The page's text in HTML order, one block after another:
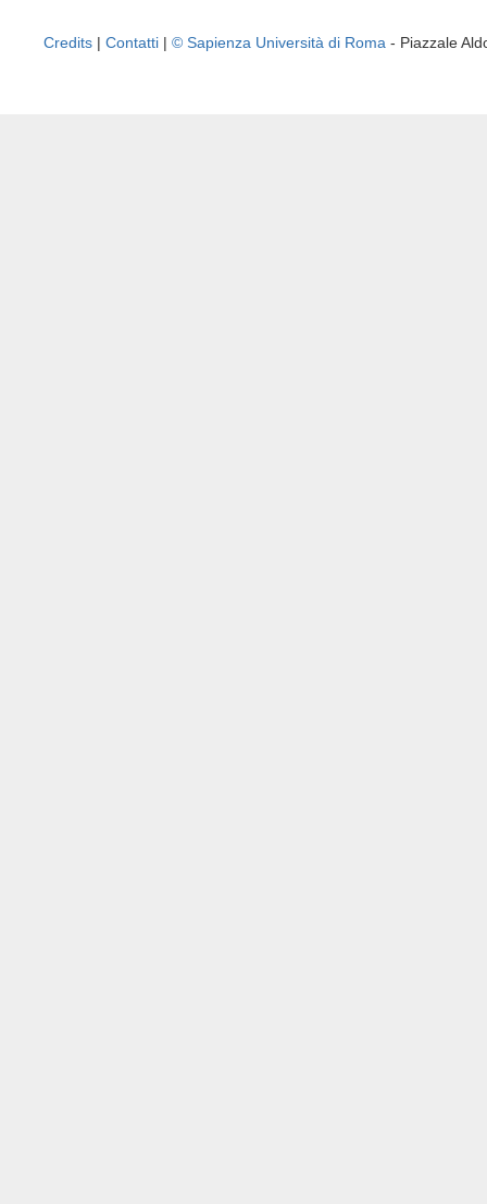
Credits | Contatti | © Sapienza Università di Roma - Piazzale